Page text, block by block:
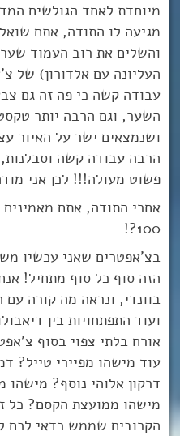
מיוחדת לאחד הגולשים
מגיעה לו התודה, אתם
והשלים את רוב העמוד
עבודה קשה כי פה זה גם
השער, וגם הרבה יותר
ושנמצאים ישר על האיור
הרבה עבודה קשה
פשוט מעולה!!! לכן אני
אחרי התודה, אתם
100?!
בצ’אפטרים שאני עכשיו
הזה סוף כל סוף מתחיל!
בוונדי, ונראה מה קורה עם
ועוד התפתחויות בין
אורח בלתי צפוי בסוף
עוד מישהו מפיירי טייל?
דרקון אלוהי נוסף?
מישהו ממועצת הקסם? כל
הקרובים שממש כדאי לכם